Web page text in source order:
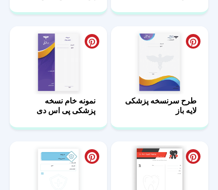
طرح سرنسخه پزشکی
لایه باز
نمونه خام نسخه
پزشکی پی اس دی